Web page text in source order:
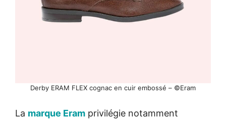
Derby ERAM FLEX cognac en cuir embossé – ©Eram
La marque Eram privilégie notamment